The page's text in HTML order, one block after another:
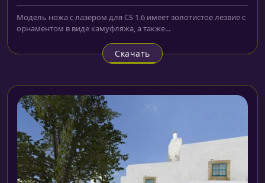
Модель ножа с лазером для CS 1.6 имеет золотистое лезвие с
орнаментом в виде камуфляжа, а также...
Скачать